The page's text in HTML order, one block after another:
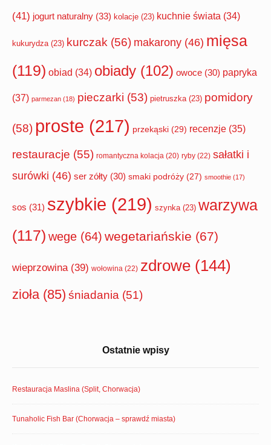
(41) jogurt naturalny (33) kolacje (23) kuchnie świata (34)
kukurydza (23) kurczak (56) makarony (46) mięsa
(119) obiad (34) obiady (102) owoce (30) papryka
(37) parmezan (18) pieczarki (53) pietruszka (23) pomidory
(58) proste (217) przekąski (29) recenzje (35)
restauracje (55) romantyczna kolacja (20) ryby (22) sałatki i
surówki (46) ser zółty (30) smaki podróży (27) smoothie (17)
sos (31) szybkie (219) szynka (23) warzywa
(117) wege (64) wegetariańskie (67)
wieprzowina(39) wołowina (22) zdrowe (144)
zioła (85) śniadania (51)
Ostatnie wpisy
Restauracja Maslina (Split, Chorwacja)
Tunaholic Fish Bar (Chorwacja – sprawdź miasta)